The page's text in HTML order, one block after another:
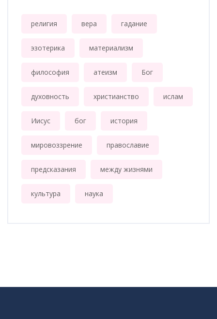
религия вера гадание
эзотерика материализм
философия атеизм Бог
духовность христианство ислам
Иисус бог история
мировоззрение православие
предсказания между жизнями
культура наука